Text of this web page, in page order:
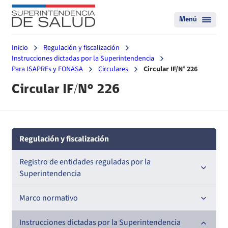
Menú
Inicio
Regulación y fiscalización
Instrucciones dictadas por la Superintendencia
Para ISAPREs y FONASA
Circulares Circular IF/N° 226
Circular IF/N° 226
Regulación y fiscalización
Registro de entidades reguladas por la
Superintendencia
Registro de Prestadores Acreditados
Nacional
Registro de Entidades Acreditadoras
Marco normativo
Leyes
Instrucciones dictadas por la Superintendencia